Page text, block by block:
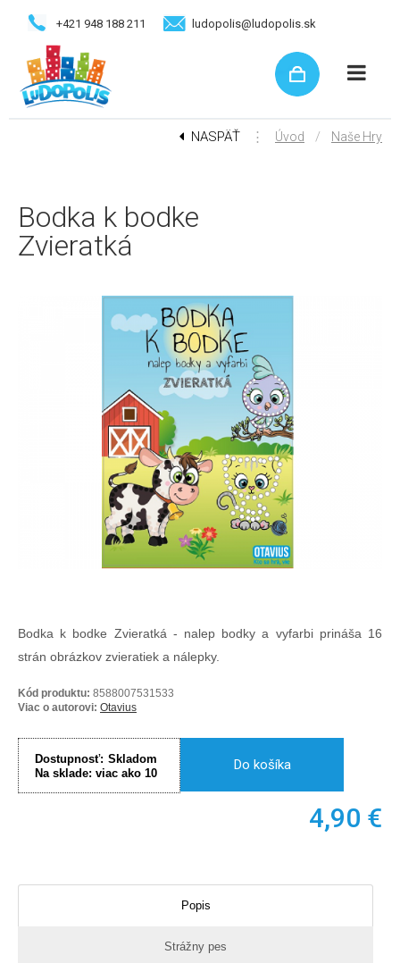
+421 948 188 211 ludopolis@ludopolis.sk
NASPÄŤ ⋮ Úvod / Naše Hry
Bodka k bodke
Zvieratká
Bodka k bodke Zvieratká - nalep bodky a vyfarbi prináša 16
strán obrázkov zvieratiek a nálepky.
Kód produktu: 8588007531533
Viac o autorovi: Otavius
Dostupnosť: Skladom
Na sklade: viac ako 10
Do košíka
4,90 €
Popis
Strážny pes